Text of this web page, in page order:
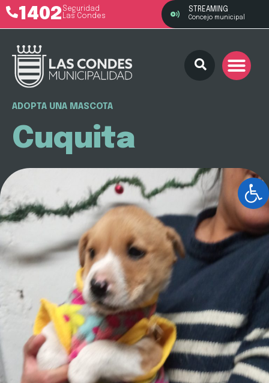
1402 Seguridad
Las Condes
STREAMING
Concejo municipal
ADOPTA UNA MASCOTA
Cuquita